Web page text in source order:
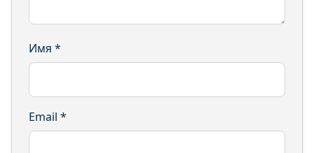
Имя *
Email *